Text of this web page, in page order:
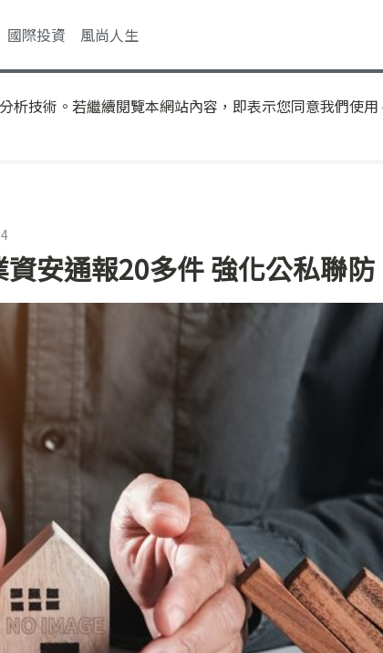
國際投資 風尚人生
析技術。若繼續閱覽本網站內容，即表示您同意我們使
安通報20多件 強化公私聯防